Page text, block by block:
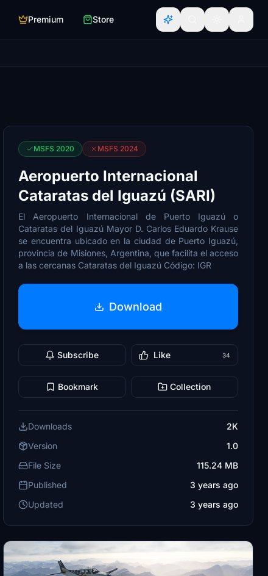
Premium Store
MSFS 2020 MSFS 2024
Aeropuerto Internacional
Cataratas del Iguazú (SARI)
El Aeropuerto Internacional de Puerto Iguazú o
Cataratas del Iguazú Mayor D. Carlos Eduardo Krause
se encuentra ubicado en la ciudad de Puerto Iguazú,
provincia de Misiones, Argentina, que facilita el acceso
a las cercanas Cataratas del Iguazú Código: IGR
Download
Subscribe Like 34
Bookmark Collection
Downloads
2K
Version
1.0
File Size
115.24 MB
Published
3 years ago
Updated
3 years ago